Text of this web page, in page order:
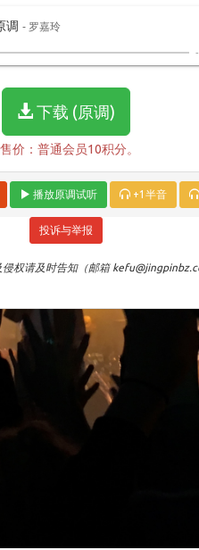
调 - 罗嘉玲
-
下载 (原调)
价：普通会员10积分。
播放原调试听 +1半音
投诉与举报
权请及时告知（邮箱